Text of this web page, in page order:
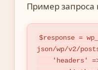
Пример
$response =
json/wp/v2/